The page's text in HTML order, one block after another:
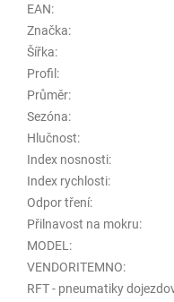
EAN:
Značka:
Šířka:
Profil :
Průměr:
Sezóna:
Hlučnost:
Index nosnosti:
Index rychlosti:
Odpor tření:
Přilnavost na mokru:
MODEL :
VENDORITEMNO:
RFT - pneumatiky